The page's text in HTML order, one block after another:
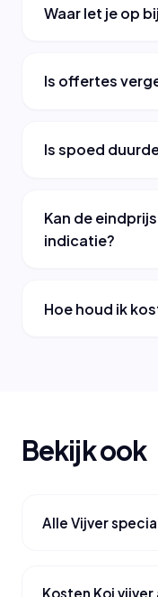
Waar let je op
Is offertes
Is spoed
Kan de
indicatie?
Hoe houd ik
Bekijk ook
Alle Vijver
Kosten Koi